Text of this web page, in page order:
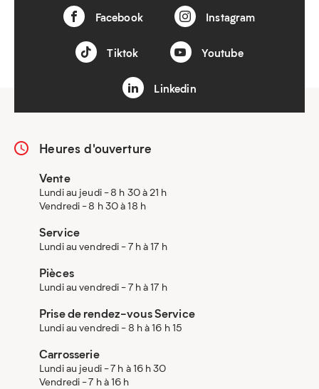
Facebook Instagram
Tiktok Youtube
Linkedin
Heures d'ouverture
Vente
Lundi au jeudi - 8 h 30 à 21 h
Vendredi - 8 h 30 à 18 h
Service
Lundi au vendredi - 7 h à 17 h
Pièces
Lundi au vendredi - 7 h à 17 h
Prise de rendez-vous Service
Lundi au vendredi - 8 h à 16 h 15
Carrosserie
Lundi au jeudi - 7 h à 16 h 30
Vendredi - 7 h à 16 h